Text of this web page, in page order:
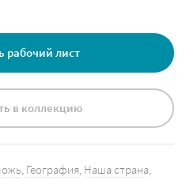
рабочий лист
в коллекцию
, География, Наша страна,